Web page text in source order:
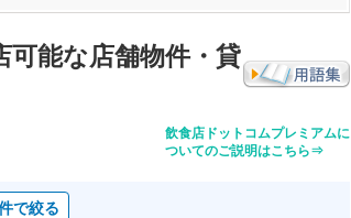
可能な店舗物件・貸
飲食店ドットコムプレミアムに
ついてのご説明はこちら⇒
で絞る